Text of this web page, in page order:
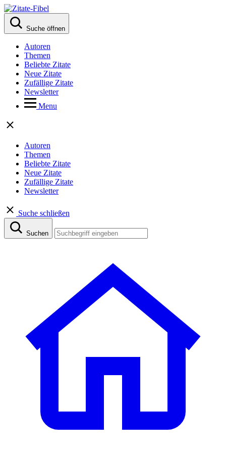
Suche öffnen
Autoren
Themen
Beliebte Zitate
Neue Zitate
Zufällige Zitate
Newsletter
Menu
Autoren
Themen
Beliebte Zitate
Neue Zitate
Zufällige Zitate
Newsletter
Suche schließen
Suchen